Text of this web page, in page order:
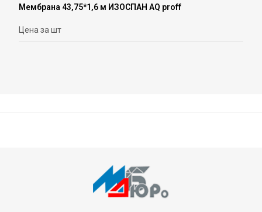
Мембрана 43,75*1,6 м ИЗОСПАН AQ proff
Цена за шт